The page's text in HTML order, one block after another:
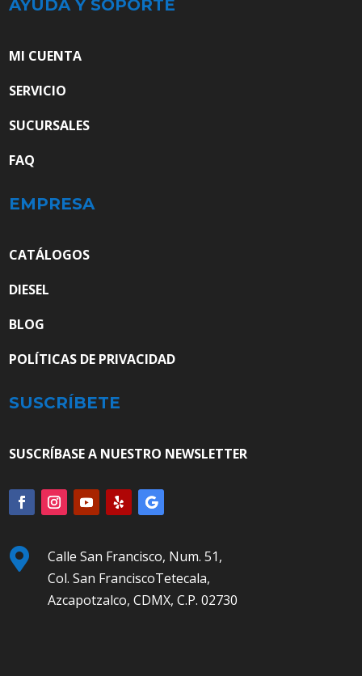
AYUDA Y SOPORTE
MI CUENTA
SERVICIO
SUCURSALES
FAQ
EMPRESA
CATÁLOGOS
DIESEL
BLOG
POLÍTICAS DE PRIVACIDAD
SUSCRÍBETE
SUSCRÍBASE A NUESTRO NEWSLETTER

Calle San Francisco, Num. 51,
Col. San FranciscoTetecala,
Azcapotzalco, CDMX, C.P. 02730